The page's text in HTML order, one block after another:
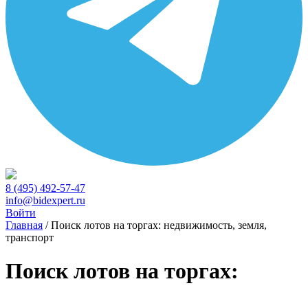
8 (495) 492-57-47
info@bidexpert.ru
Войти
Главная /Поиск лотов на торгах: недвижимость, земля,
транспорт
Поиск лотов на торгах: